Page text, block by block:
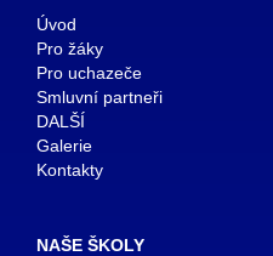
Úvod
Pro žáky
Pro uchazeče
Smluvní partneři
DALŠÍ
Galerie
Kontakty
NAŠE ŠKOLY